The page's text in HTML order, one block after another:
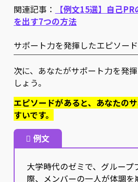
関連記事：
【例文15選】自己
を出す7つの方法
サポート力を発揮したエピソード
次に、あなたがサポート力を発
しょう。
エピソードがあると、あなたの
すいです。
例文
大学時代のゼミで、グループ
際、メンバーの一人が体調